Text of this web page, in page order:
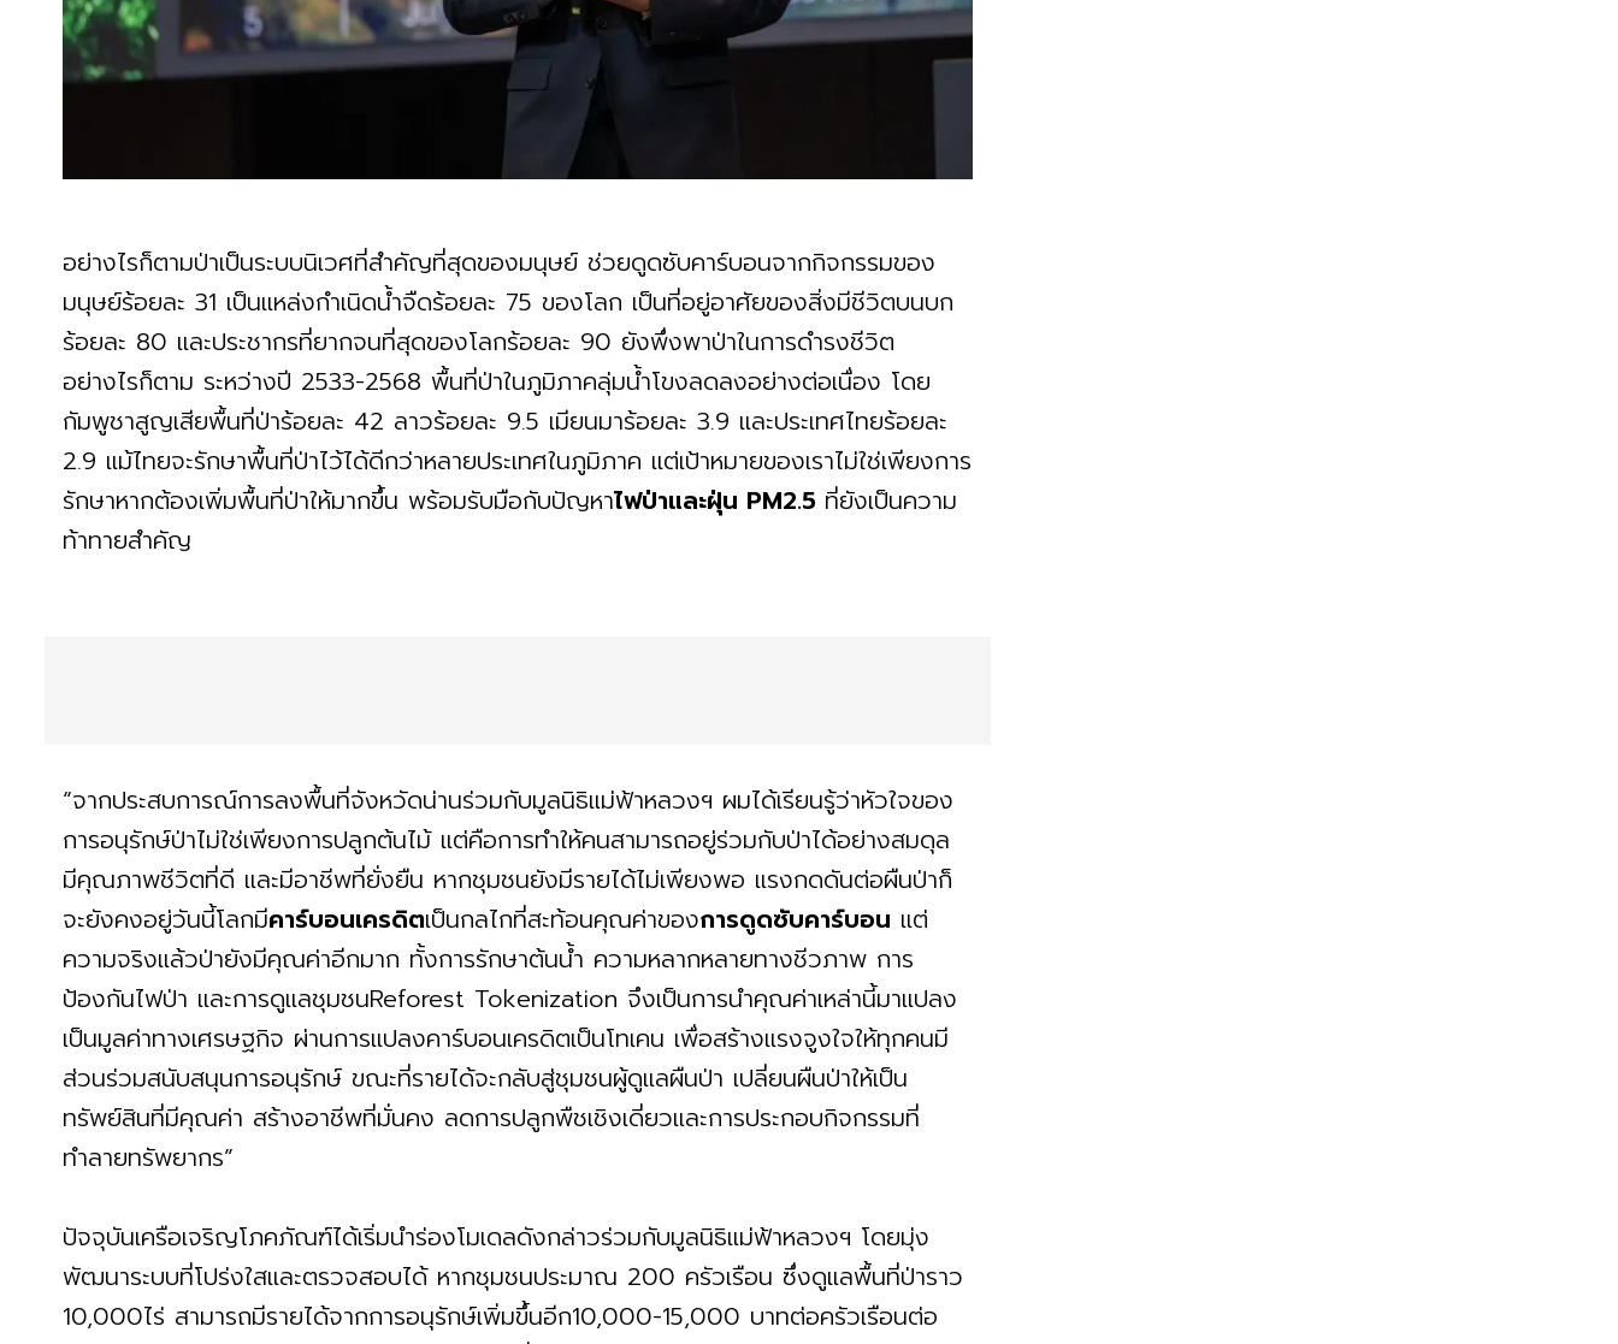
อย่างไรก็ตามป่าเป็นระบบนิเวศที่สำคัญที่สุดของมนุษย์ ช่วยดูดซับคาร์บอนจากกิจกรรมของ
มนุษย์ร้อยละ 31 เป็นแหล่งกำเนิดน้ำจืดร้อยละ 75 ของโลก เป็นที่อยู่อาศัยของสิ่งมีชีวิตบนบก
ร้อยละ 80 และประชากรที่ยากจนที่สุดของโลกร้อยละ 90 ยังพึ่งพาป่าในการดำรงชีวิต
อย่างไรก็ตาม ระหว่างปี 2533-2568 พื้นที่ป่าในภูมิภาคลุ่มน้ำโขงลดลงอย่างต่อเนื่อง โดย
กัมพูชาสูญเสียพื้นที่ป่าร้อยละ 42 ลาวร้อยละ 9.5 เมียนมาร้อยละ 3.9 และประเทศไทยร้อยละ
2.9 แม้ไทยจะรักษาพื้นที่ป่าไว้ได้ดีกว่าหลายประเทศในภูมิภาค แต่เป้าหมายของเราไม่ใช่เพียงการ
รักษาหากต้องเพิ่มพื้นที่ป่าให้มากขึ้น พร้อมรับมือกับปัญหาไฟป่าและฝุ่น PM2.5 ที่ยังเป็นความ
ท้าทายสำคัญ
“จากประสบการณ์การลงพื้นที่จังหวัดน่านร่วมกับมูลนิธิแม่ฟ้าหลวงฯ ผมได้เรียนรู้ว่าหัวใจของ
การอนุรักษ์ป่าไม่ใช่เพียงการปลูกต้นไม้ แต่คือการทำให้คนสามารถอยู่ร่วมกับป่าได้อย่างสมดุล
มีคุณภาพชีวิตที่ดี และมีอาชีพที่ยั่งยืน หากชุมชนยังมีรายได้ไม่เพียงพอ แรงกดดันต่อผืนป่าก็
จะยังคงอยู่วันนี้โลกมีคาร์บอนเครดิตเป็นกลไกที่สะท้อนคุณค่าของการดูดซับคาร์บอน แต่
ความจริงแล้วป่ายังมีคุณค่าอีกมาก ทั้งการรักษาต้นน้ำ ความหลากหลายทางชีวภาพ การ
ป้องกันไฟป่า และการดูแลชุมชนReforest Tokenization จึงเป็นการนำคุณค่าเหล่านี้มาแปลง
เป็นมูลค่าทางเศรษฐกิจ ผ่านการแปลงคาร์บอนเครดิตเป็นโทเคน เพื่อสร้างแรงจูงใจให้ทุกคนมี
ส่วนร่วมสนับสนุนการอนุรักษ์ ขณะที่รายได้จะกลับสู่ชุมชนผู้ดูแลผืนป่า เปลี่ยนผืนป่าให้เป็น
ทรัพย์สินที่มีคุณค่า สร้างอาชีพที่มั่นคง ลดการปลูกพืชเชิงเดี่ยวและการประกอบกิจกรรมที่
ทำลายทรัพยากร”
ปัจจุบันเครือเจริญโภคภัณฑ์ได้เริ่มนำร่องโมเดลดังกล่าวร่วมกับมูลนิธิแม่ฟ้าหลวงฯ โดยมุ่ง
พัฒนาระบบที่โปร่งใสและตรวจสอบได้ หากชุมชนประมาณ 200 ครัวเรือน ซึ่งดูแลพื้นที่ป่าราว
10,000ไร่ สามารถมีรายได้จากการอนุรักษ์เพิ่มขึ้นอีก10,000-15,000 บาทต่อครัวเรือนต่อ